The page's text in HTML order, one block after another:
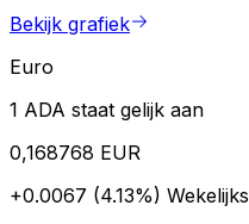
Bekijk grafiek
Euro
1 ADA staat gelijk aan
0,168768 EUR
+0.0067 (4.13%) Wekelijks